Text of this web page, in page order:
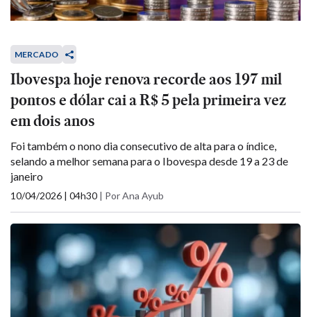
MERCADO
Ibovespa hoje renova recorde aos 197 mil
pontos e dólar cai a R$ 5 pela primeira vez
em dois anos
Foi também o nono dia consecutivo de alta para o índice,
selando a melhor semana para o Ibovespa desde 19 a 23 de
janeiro
10/04/2026 | 04h30 | Por Ana Ayub